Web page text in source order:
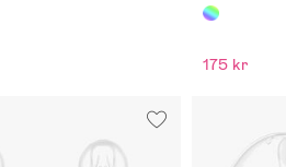
175 kr